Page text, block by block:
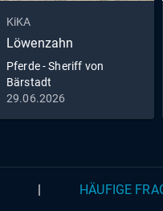
KiKA
Löwenzahn
Pferde - Sheriff von
Bärstadt
29.06.2026
HÄUFIGE